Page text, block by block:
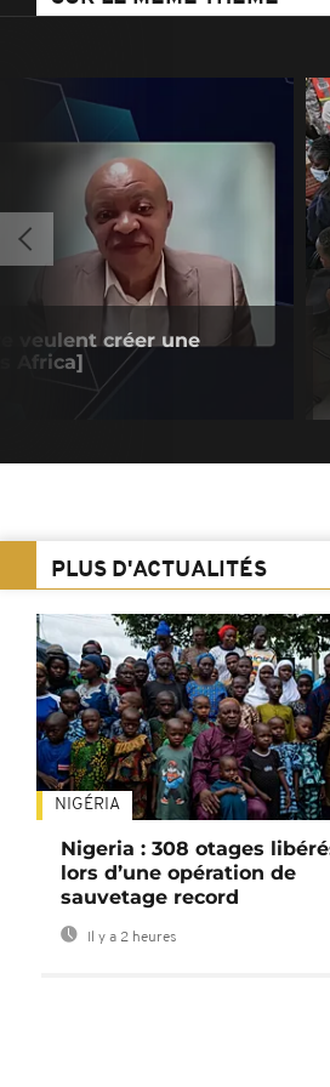
veulent créer une
Africa]
PLUS D'ACTUALITÉS
NIGÉRIA
Nigeria : 308 otages
lors d’une opération de
sauvetage record
Il y a 2 heures